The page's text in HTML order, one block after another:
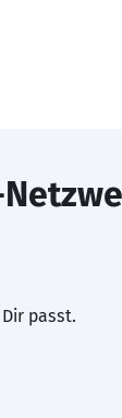
passt.